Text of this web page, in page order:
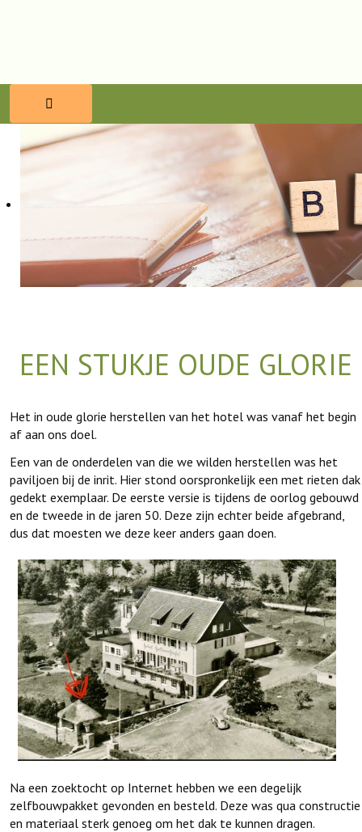
HOME
WELLNESS
EEN STUKJE OUDE GLORIE
Het in oude glorie herstellen van het hotel was vanaf het begin
af aan ons doel.
Een van de onderdelen van die we wilden herstellen was het
paviljoen bij de inrit. Hier stond oorspronkelijk een met rieten dak
gedekt exemplaar. De eerste versie is tijdens de oorlog gebouwd
en de tweede in de jaren 50. Deze zijn echter beide afgebrand,
dus dat moesten we deze keer anders gaan doen.
Na een zoektocht op Internet hebben we een degelijk
zelfbouwpakket gevonden en besteld. Deze was qua constructie
en materiaal sterk genoeg om het dak te kunnen dragen.